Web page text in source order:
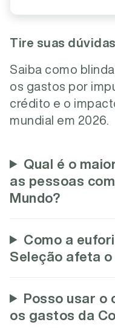
Tire suas dúvidas
Saiba como
os gastos por
crédito e o
mundial em 2026.
Qual é o
as pessoas
Mundo?
Como a
Seleção afeta
Posso usar o
os gastos da